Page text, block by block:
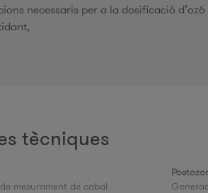
necessaris per a la dosificació
tècniques
mesurament de cabal